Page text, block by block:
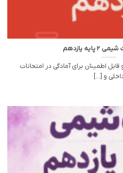
یازدهم
اطمینان برای آمادگی در امتحانات
و [...]